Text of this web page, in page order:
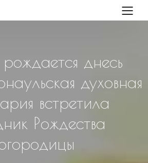
днесь
духовная
встретила
Рождества